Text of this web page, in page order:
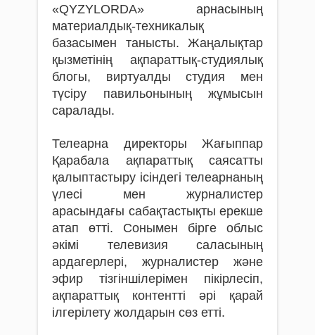
«QYZYLORDA» арнасының
материалдық-техникалық
базасымен танысты. Жаңалықтар
қызметінің ақпараттық-студиялық
блогы, виртуалды студия мен
түсіру павильонының жұмысын
саралады.
Телеарна директоры Жағыппар
Қарабала ақпараттық саясатты
қалыптастыру ісіндегі телеарнаның
үлесі мен журналистер
арасындағы сабақтастықты ерекше
атап өтті. Сонымен бірге облыс
әкімі телевизия саласының
ардагерлері, журналистер және
эфир тізгіншілерімен пікірлесіп,
ақпараттық контентті әрі қарай
ілгерілету жолдарын сөз етті.